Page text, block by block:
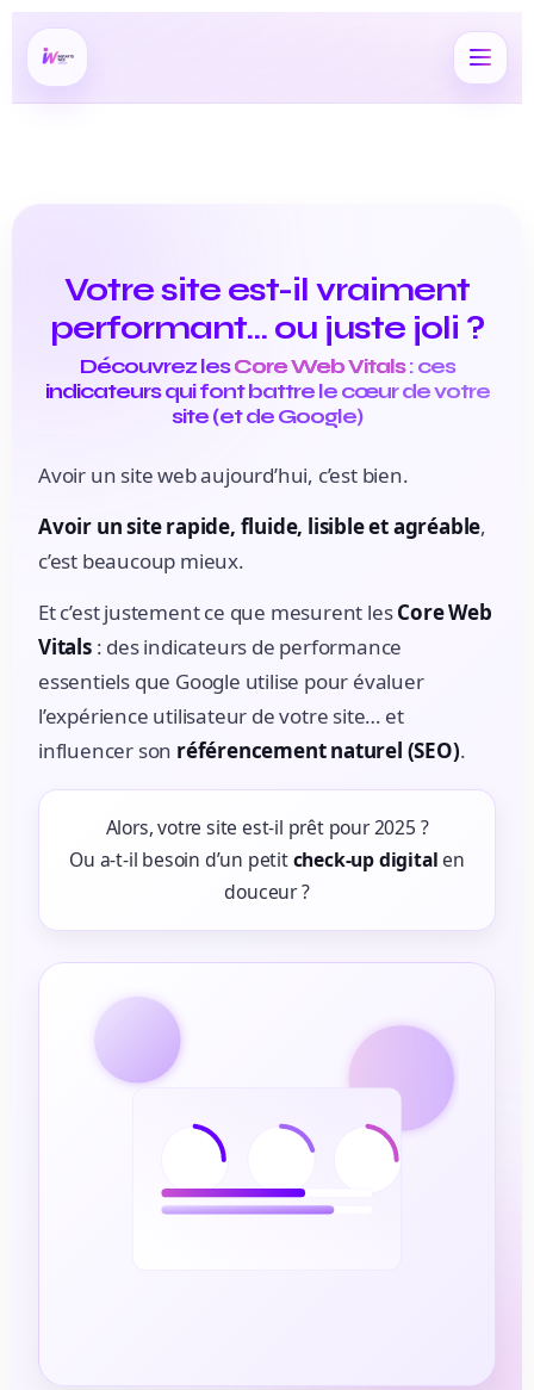
Votre site est-il vraiment
performant… ou juste joli ?
Découvrez lesCore Web Vitals: ces
indicateurs qui font battre le cœur de votre
site (et de Google)
Avoir un site web aujourd’hui, c’est bien.
Avoir un site rapide, fluide, lisible et agréable,
c’est beaucoup mieux.
Et c’est justement ce que mesurent lesCore Web
Vitals: des indicateurs de performance
essentiels que Google utilise pour évaluer
l’expérience utilisateur de votre site… et
influencer son référencement naturel (SEO).
Alors, votre site est-il prêt pour 2025 ?
Ou a-t-il besoin d’un petitcheck-up digitalen
douceur ?